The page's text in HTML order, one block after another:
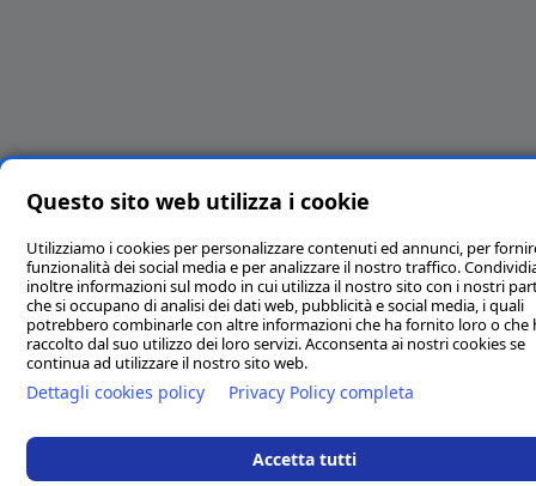
Questo sito web utilizza i cookie
Utilizziamo i cookies per personalizzare contenuti ed annunci, per
funzionalità dei social media e per analizzare il nostro traffico.
inoltre informazioni sul modo in cui utilizza il nostro sito con i nostri
che si occupano di analisi dei dati web, pubblicità e social media, i quali
potrebbero combinarle con altre informazioni che ha fornito loro o che
raccolto dal suo utilizzo dei loro servizi. Acconsenta ai nostri cookies se
continua ad utilizzare il nostro sito web.
Dettagli cookies policy Privacy Policy completa
Accetta tutti